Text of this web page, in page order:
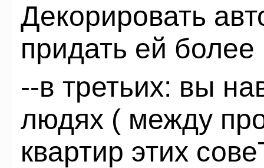
Декорировать
придать ей
--в третьих: вы
людях ( между
квартир этих